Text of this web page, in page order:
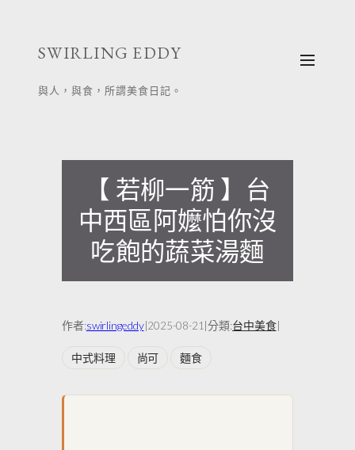
SWIRLING EDDY
與人，與食，所謂美食日記。
【 若柳一筋 】台
中西區阿嬤怕你沒
吃飽的蔬菜湯麵
作者:swirlingeddy|2025-08-21|分類:台中美食|
中式料理 尚可 麵食